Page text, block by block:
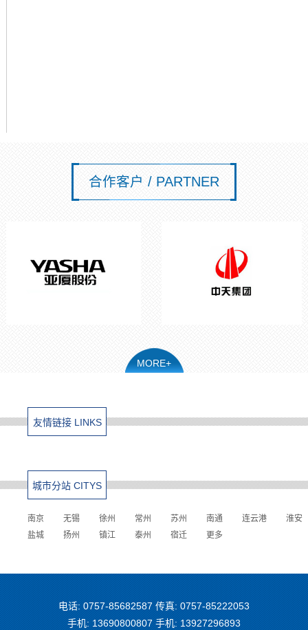
合作客户 / PARTNER
MORE+
友情链接 LINKS
城市分站 CITYS
南京 无锡 徐州 常州 苏州 南通 连云港
淮安
盐城
扬州 镇江 泰州 宿迁 更多
电话: 0757-85682587 传真: 0757-85222053
手机: 13690800807 手机: 13927296893